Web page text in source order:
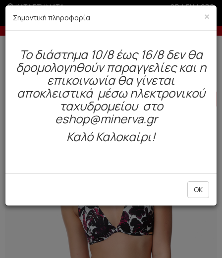
ΚΑΤΑΣΤΗΜΑΤΑ GR|EN|SRB
με πιστωτική άνω των 50€ -5% σε
Δωρεάν αποστολή άνω των 49€. Παράδοση σε 3-5 εργάσιμες.
BAZAAR Γυναίκα Μαγιό
HOT
×
Σημαντική πληροφορία
To διάστημα 10/8 έως 16/8 δεν θα
δρομολογηθούν παραγγελίες και η
επικοινωνία θα γίνεται
αποκλειστικά μέσω ηλεκτρονικού
ταχυδρομείου στο
eshop@minerva.gr
Καλό Καλοκαίρι!
OK